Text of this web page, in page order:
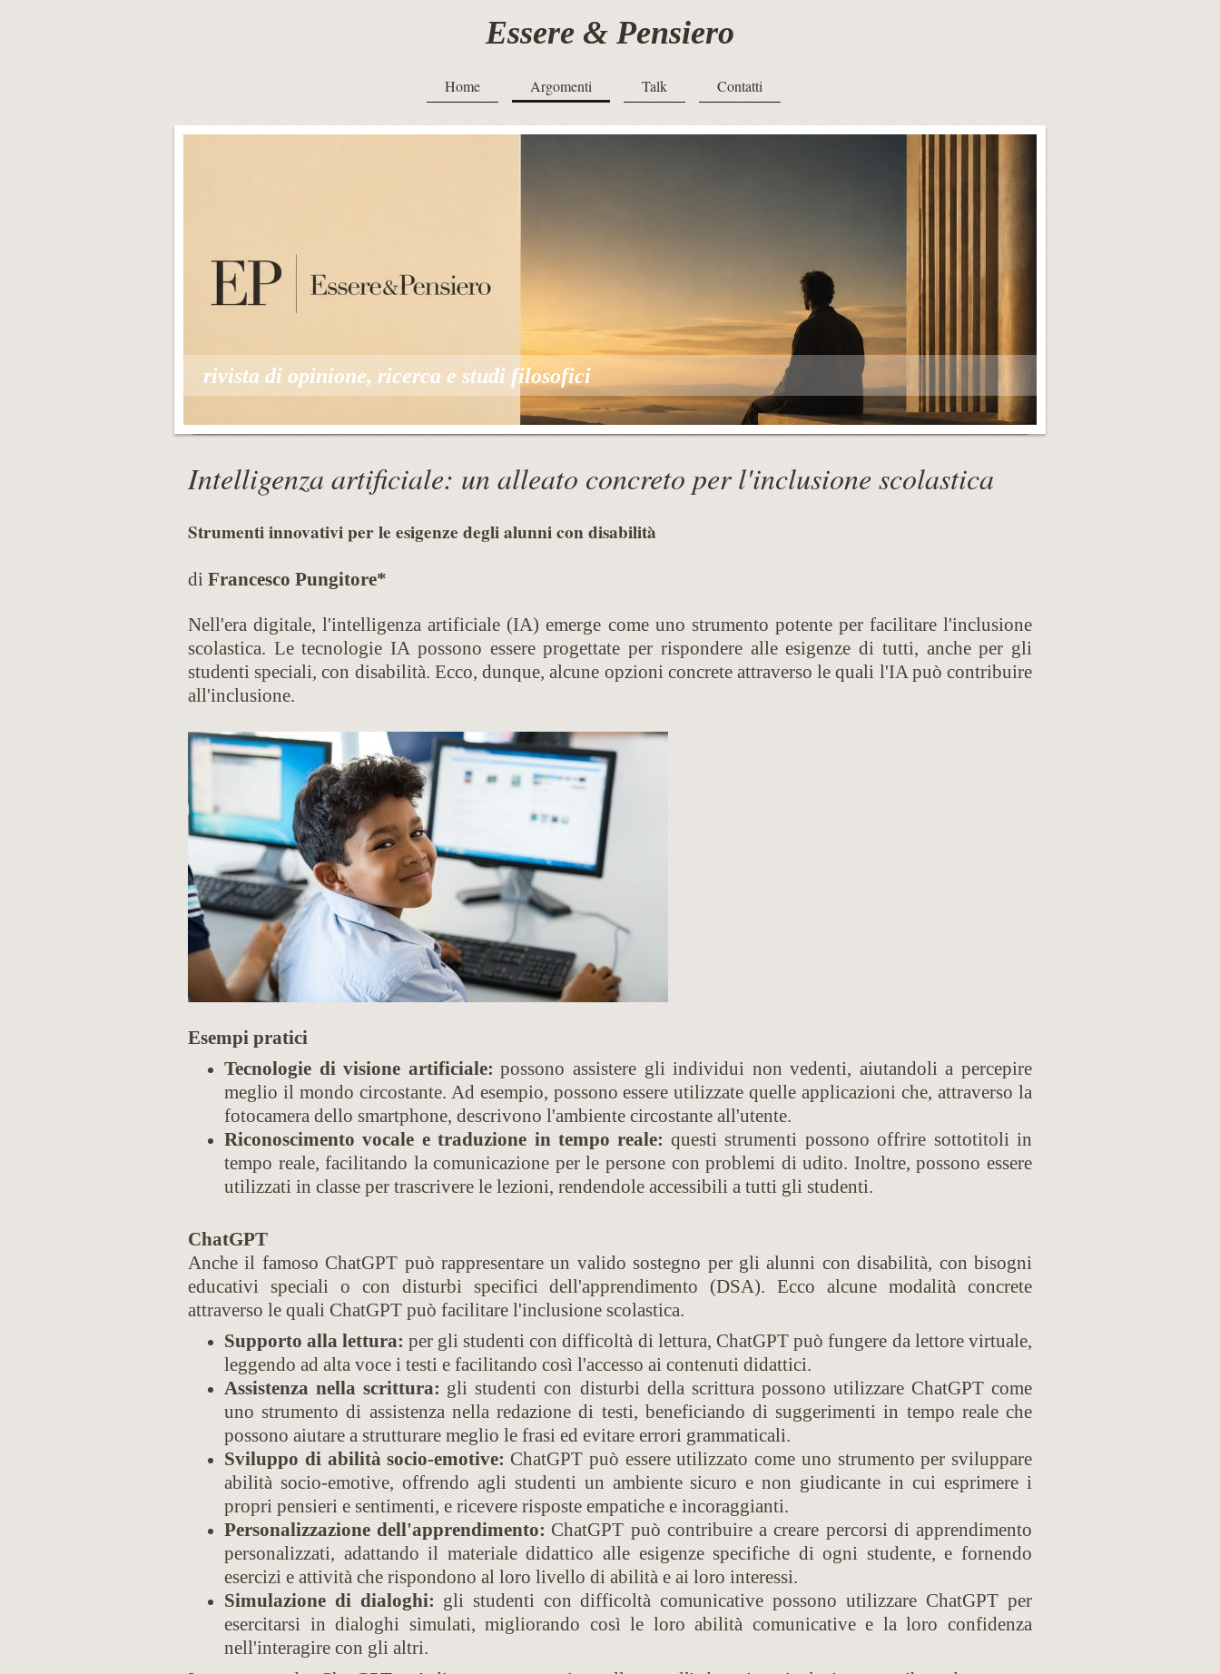
Essere & Pensiero
Home Argomenti Talk Contatti
rivista di opinione, ricerca e studi filosofici
Intelligenza artificiale: un alleato concreto per l'inclusione scolastica
Strumenti innovativi per le esigenze degli alunni con disabilità
di Francesco Pungitore*
Nell'era digitale, l'intelligenza artificiale (IA) emerge come uno strumento potente per facilitare l'inclusione
scolastica. Le tecnologie IA possono essere progettate per rispondere alle esigenze di tutti, anche per gli
studenti speciali, con disabilità. Ecco, dunque, alcune opzioni concrete attraverso le quali l'IA può contribuire
all'inclusione.
Esempi pratici
Tecnologie di visione artificiale: possono assistere gli individui non vedenti, aiutandoli a percepire
meglio il mondo circostante. Ad esempio, possono essere utilizzate quelle applicazioni che, attraverso la
fotocamera dello smartphone, descrivono l'ambiente circostante all'utente.
Riconoscimento vocale e traduzione in tempo reale: questi strumenti possono offrire sottotitoli in
tempo reale, facilitando la comunicazione per le persone con problemi di udito. Inoltre, possono essere
utilizzati in classe per trascrivere le lezioni, rendendole accessibili a tutti gli studenti.
ChatGPT
Anche il famoso ChatGPT può rappresentare un valido sostegno per gli alunni con disabilità, con bisogni
educativi speciali o con disturbi specifici dell'apprendimento (DSA). Ecco alcune modalità concrete
attraverso le quali ChatGPT può facilitare l'inclusione scolastica.
Supporto alla lettura: per gli studenti con difficoltà di lettura, ChatGPT può fungere da lettore virtuale,
leggendo ad alta voce i testi e facilitando così l'accesso ai contenuti didattici.
Assistenza nella scrittura: gli studenti con disturbi della scrittura possono utilizzare ChatGPT come
uno strumento di assistenza nella redazione di testi, beneficiando di suggerimenti in tempo reale che
possono aiutare a strutturare meglio le frasi ed evitare errori grammaticali.
Sviluppo di abilità socio-emotive: ChatGPT può essere utilizzato come uno strumento per sviluppare
abilità socio-emotive, offrendo agli studenti un ambiente sicuro e non giudicante in cui esprimere i
propri pensieri e sentimenti, e ricevere risposte empatiche e incoraggianti.
Personalizzazione dell'apprendimento: ChatGPT può contribuire a creare percorsi di apprendimento
personalizzati, adattando il materiale didattico alle esigenze specifiche di ogni studente, e fornendo
esercizi e attività che rispondono al loro livello di abilità e ai loro interessi.
Simulazione di dialoghi: gli studenti con difficoltà comunicative possono utilizzare ChatGPT per
esercitarsi in dialoghi simulati, migliorando così le loro abilità comunicative e la loro confidenza
nell'interagire con gli altri.